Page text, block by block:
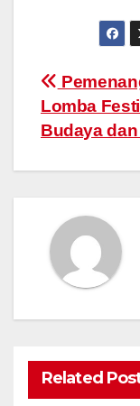
Lomba
Budaya
Related